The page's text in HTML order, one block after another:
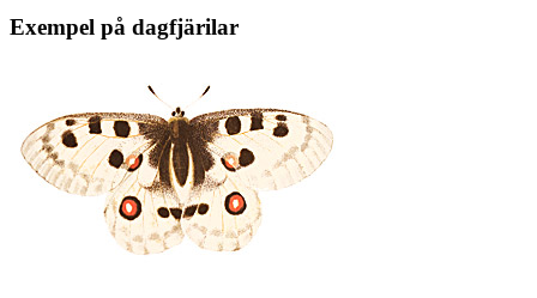
Exempel på dagfjärilar